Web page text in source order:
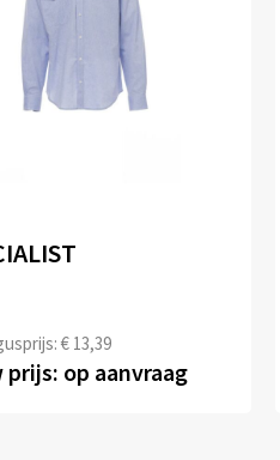
€ 13,39
prijs: op aanvraag